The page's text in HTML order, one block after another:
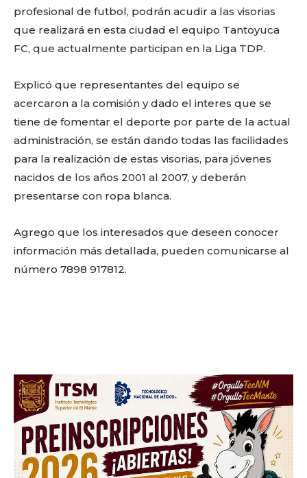
Facebook
Twitter
EmailWhatsApp
Copy
Link
Gmail
Telegram
profesional de futbol, podrán acudir a las visorias
que realizará en esta ciudad el equipo Tantoyuca
FC, que actualmente participan en la Liga TDP.
Explicó que representantes del equipo se
acercaron a la comisión y dado el interes que se
tiene de fomentar el deporte por parte de la actual
administración, se están dando todas las facilidades
para la realización de estas visorias, para jóvenes
nacidos de los años 2001 al 2007, y deberán
presentarse con ropa blanca.
Agrego que los interesados que deseen conocer
información más detallada, pueden comunicarse al
número 7898 917812.